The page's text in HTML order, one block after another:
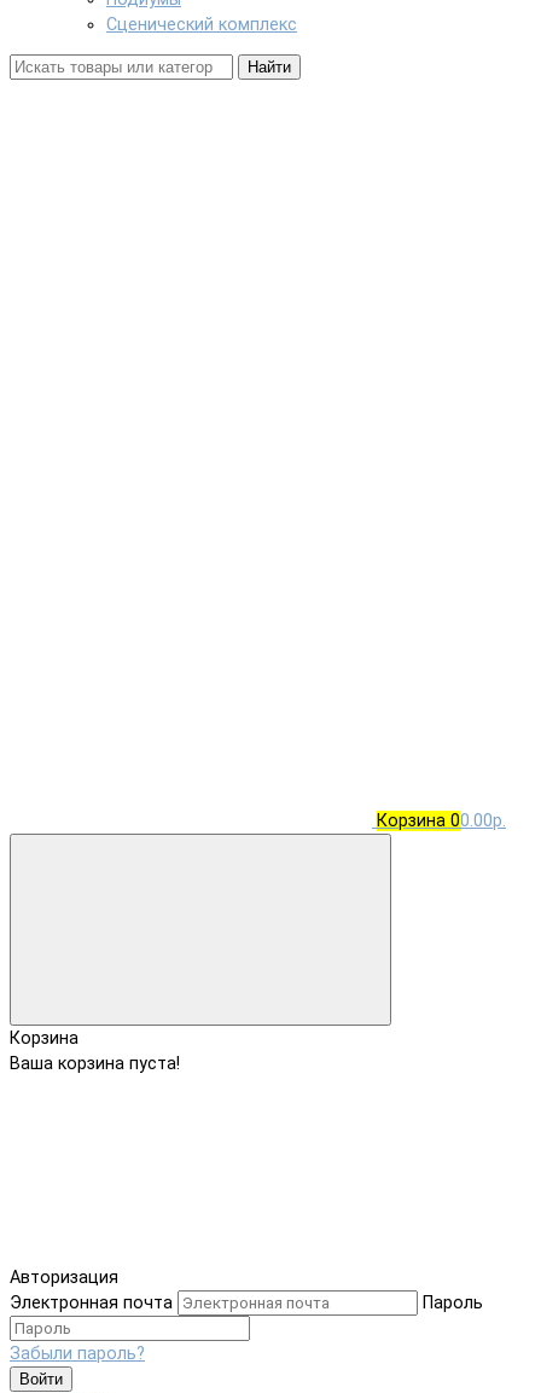
Сценический комплекс
Найти
Корзина 00.00р.
Корзина
Ваша корзина пуста!
Авторизация
Электронная почта
Пароль
Забыли пароль?
Войти